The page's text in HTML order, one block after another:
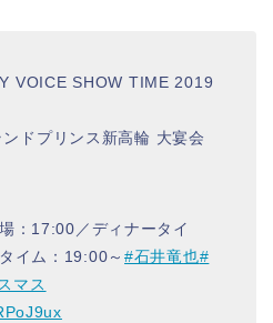
VOICE SHOW TIME 2019
ドプリンス新高輪 大宴会
：17:00／ディナータイ
イム：19:00～#石井竜也#
マス